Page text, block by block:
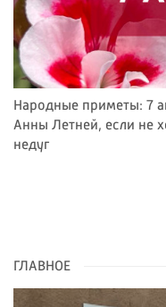
Народные приметы: 7
Анны Летней, если не
недуг
ГЛАВНОЕ